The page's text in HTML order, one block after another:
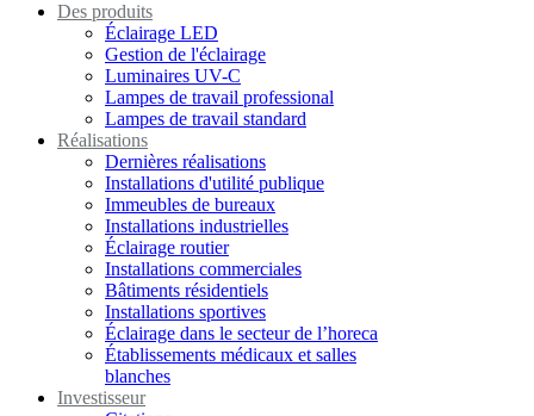
Des produits
Éclairage LED
Gestion de l'éclairage
Luminaires UV-C
Lampes de travail professional
Lampes de travail standard
Réalisations
Dernières réalisations
Installations d'utilité publique
Immeubles de bureaux
Installations industrielles
Éclairage routier
Installations commerciales
Bâtiments résidentiels
Installations sportives
Éclairage dans le secteur de l’horeca
Établissements médicaux et salles
blanches
Investisseur